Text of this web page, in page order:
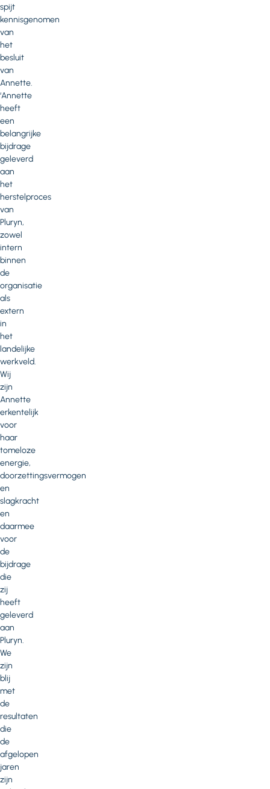
spijt
kennisgenomen
van
het
besluit
van
Annette.
‘Annette
heeft
een
belangrijke
bijdrage
geleverd
aan
het
herstelproces
van
Pluryn,
zowel
intern
binnen
de
organisatie
als
extern
in
het
landelijke
werkveld.
Wij
zijn
Annette
erkentelijk
voor
haar
tomeloze
energie,
doorzettingsvermogen
en
slagkracht
en
daarmee
voor
de
bijdrage
die
zij
heeft
geleverd
aan
Pluryn.
We
zijn
blij
met
de
resultaten
die
de
afgelopen
jaren
zijn